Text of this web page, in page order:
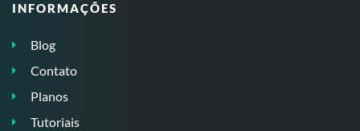
INFORMAÇÕES
Blog
Contato
Planos
Tutoriais